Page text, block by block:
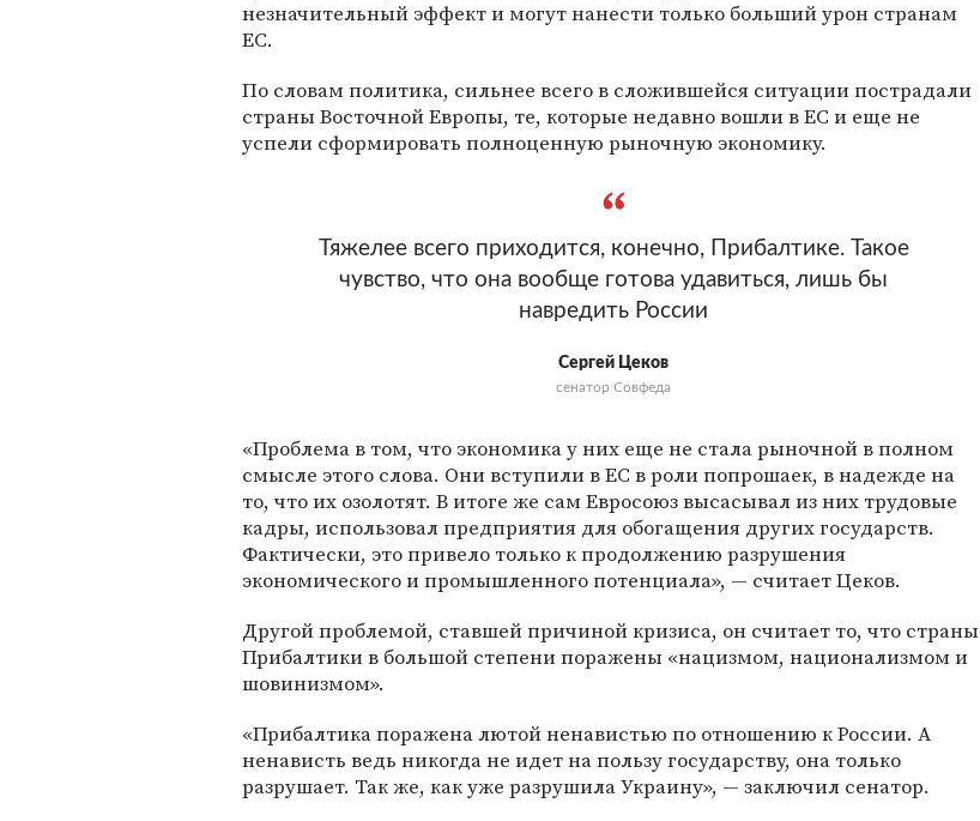
незначительный эффект и могут нанести только больший урон странам
ЕС.
По словам политика, сильнее всего в сложившейся ситуации пострадали
страны Восточной Европы, те, которые недавно вошли в ЕС и еще не
успели сформировать полноценную рыночную экономику.
Тяжелее всего приходится, конечно, Прибалтике. Такое
чувство, что она вообще готова удавиться, лишь бы
навредить России
Сергей Цеков
сенатор Совфеда
«Проблема в том, что экономика у них еще не стала рыночной в полном
смысле этого слова. Они вступили в ЕС в роли попрошаек, в надежде на
то, что их озолотят. В итоге же сам Евросоюз высасывал из них трудовые
кадры, использовал предприятия для обогащения других государств.
Фактически, это привело только к продолжению разрушения
экономического и промышленного потенциала», — считает Цеков.
Другой проблемой, ставшей причиной кризиса, он считает то, что страны
Прибалтики в большой степени поражены «нацизмом, национализмом и
шовинизмом».
«Прибалтика поражена лютой ненавистью по отношению к России. А
ненависть ведь никогда не идет на пользу государству, она только
разрушает. Так же, как уже разрушила Украину», — заключил сенатор.